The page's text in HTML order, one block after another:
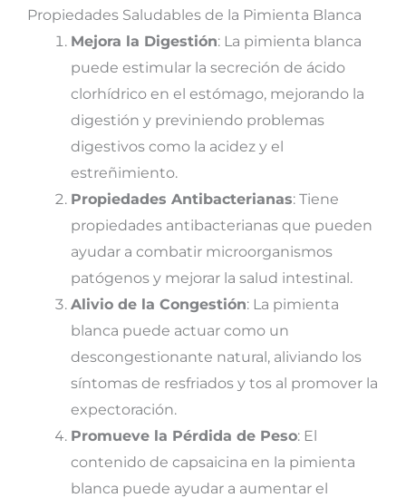
Propiedades Saludables de la Pimienta Blanca
Mejora la Digestión: La pimienta blanca
puede estimular la secreción de ácido
clorhídrico en el estómago, mejorando la
digestión y previniendo problemas
digestivos como la acidez y el
estreñimiento.
Propiedades Antibacterianas: Tiene
propiedades antibacterianas que pueden
ayudar a combatir microorganismos
patógenos y mejorar la salud intestinal.
Alivio de la Congestión: La pimienta
blanca puede actuar como un
descongestionante natural, aliviando los
síntomas de resfriados y tos al promover la
expectoración.
Promueve la Pérdida de Peso: El
contenido de capsaicina en la pimienta
blanca puede ayudar a aumentar el